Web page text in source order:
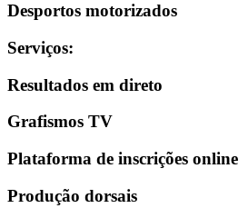
Desportos motorizados
Serviços:
Resultados em direto
Grafismos TV
Plataforma de inscrições online
Produção dorsais